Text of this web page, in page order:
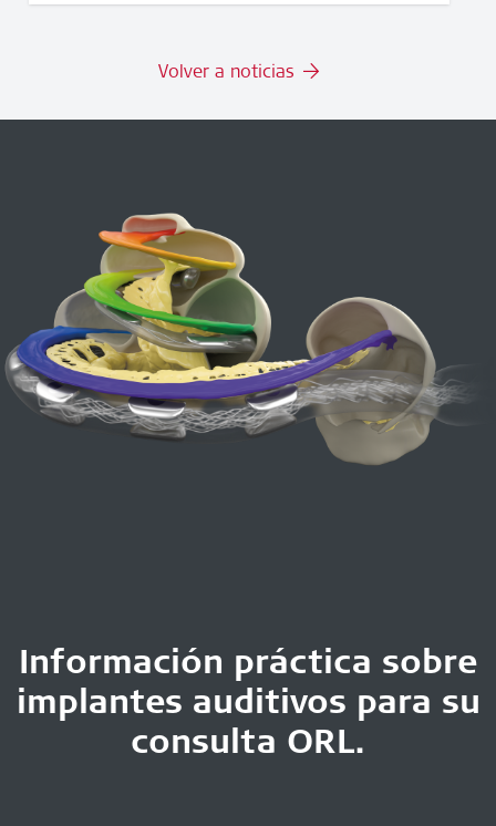
Volver a noticias
Información práctica sobre
implantes auditivos para su
consulta ORL.